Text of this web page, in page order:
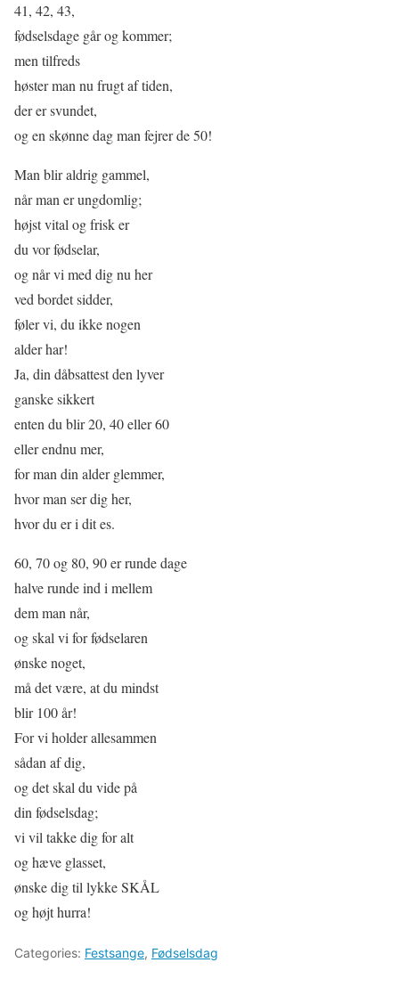
41, 42, 43,
fødselsdage går og kommer;
men tilfreds
høster man nu frugt af tiden,
der er svundet,
og en skønne dag man fejrer de 50!
Man blir aldrig gammel,
når man er ungdomlig;
højst vital og frisk er
du vor fødselar,
og når vi med dig nu her
ved bordet sidder,
føler vi, du ikke nogen
alder har!
Ja, din dåbsattest den lyver
ganske sikkert
enten du blir 20, 40 eller 60
eller endnu mer,
for man din alder glemmer,
hvor man ser dig her,
hvor du er i dit es.
60, 70 og 80, 90 er runde dage
halve runde ind i mellem
dem man når,
og skal vi for fødselaren
ønske noget,
må det være, at du mindst
blir 100 år!
For vi holder allesammen
sådan af dig,
og det skal du vide på
din fødselsdag;
vi vil takke dig for alt
og hæve glasset,
ønske dig til lykke SKÅL
og højt hurra!
Categories: Festsange, Fødselsdag